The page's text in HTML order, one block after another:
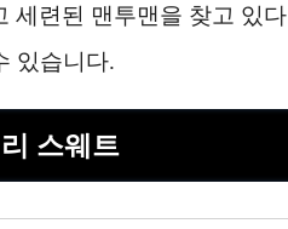
세련된 맨투맨을 찾고 있
있습니다.
스웨트